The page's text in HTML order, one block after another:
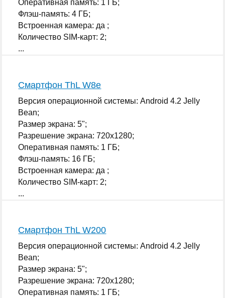
Оперативная память: 1 ГБ;
Флэш-память: 4 ГБ;
Встроенная камера: да ;
Количество SIM-карт: 2;
...
Смартфон ThL W8e
Версия операционной системы: Android 4.2 Jelly
Bean;
Размер экрана: 5";
Разрешение экрана: 720x1280;
Оперативная память: 1 ГБ;
Флэш-память: 16 ГБ;
Встроенная камера: да ;
Количество SIM-карт: 2;
...
Смартфон ThL W200
Версия операционной системы: Android 4.2 Jelly
Bean;
Размер экрана: 5";
Разрешение экрана: 720x1280;
Оперативная память: 1 ГБ;